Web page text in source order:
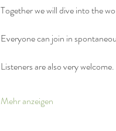
Together we will dive into the
Everyone can join in
Listeners are also very welcome.
Mehr anzeigen